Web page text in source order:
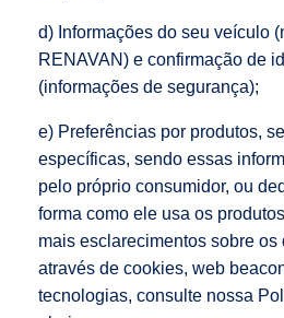
d) Informações do seu veículo
RENAVAN) e confirmação de
(informações de segurança);
e) Preferências por produtos,
específicas, sendo essas
pelo próprio consumidor, ou
forma como ele usa os
mais esclarecimentos sobre
através de cookies, web
tecnologias, consulte nossa